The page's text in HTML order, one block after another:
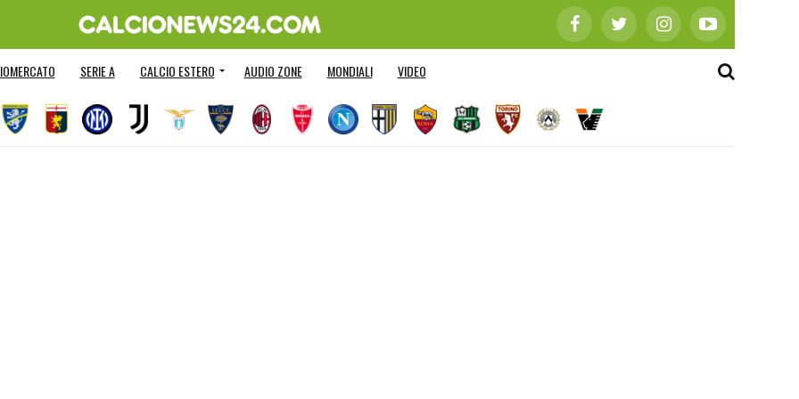
SERIE A CALCIO ESTERO AUDIO ZONE MONDIALI VIDEO